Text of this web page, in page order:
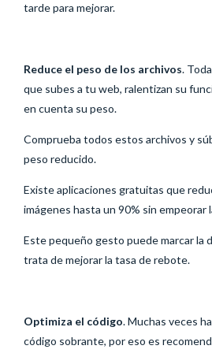
tarde para mejorar.
Reduce el peso de los archivos.
que subes a tu web, ralentizan su
en cuenta su peso.
Comprueba todos estos archivos y
peso reducido.
Existe aplicaciones gratuitas que
imágenes hasta un 90% sin empeorar
Este pequeño gesto puede marcar la
trata de mejorar la tasa de rebote.
Optimiza el código. Muchas veces
código sobrante, por eso es